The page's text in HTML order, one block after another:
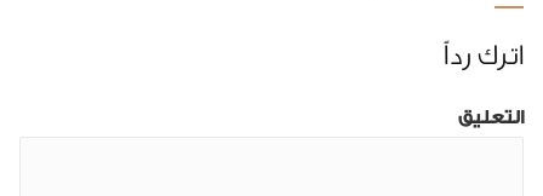
اترك رداً
التعليق